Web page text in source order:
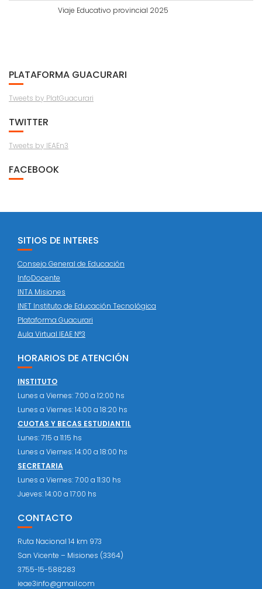
Viaje Educativo provincial 2025
PLATAFORMA GUACURARI
Tweets by PlatGuacurari
TWITTER
Tweets by IEAEn3
FACEBOOK
SITIOS DE INTERES
Consejo General de Educación
InfoDocente
INTA Misiones
INET Instituto de Educación Tecnológica
Plataforma Guacurari
Aula Virtual IEAE N°3
HORARIOS DE ATENCIÓN
INSTITUTO
Lunes a Viernes: 7:00 a 12:00 hs
Lunes a Viernes: 14:00 a 18:20 hs
CUOTAS Y BECAS ESTUDIANTIL
Lunes: 7:15 a 11:15 hs
Lunes a Viernes: 14:00 a 18:00 hs
SECRETARIA
Lunes a Viernes: 7:00 a 11:30 hs
Jueves: 14:00 a 17:00 hs
CONTACTO
Ruta Nacional 14 km 973
San Vicente – Misiones (3364)
3755-15-588283
ieae3info@gmail.com